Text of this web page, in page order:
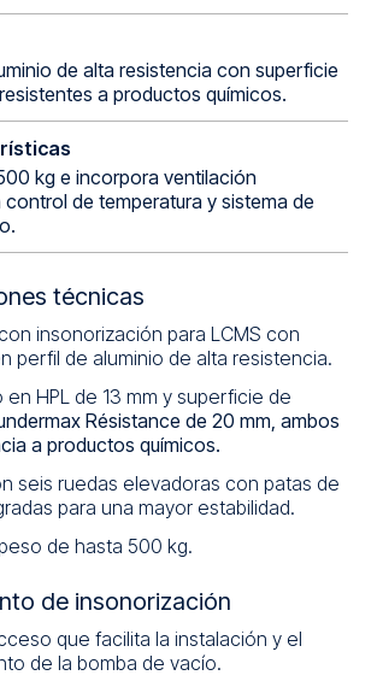
de alta resistencia con superficie
a productos químicos.
kg e incorpora ventilación
de temperatura y sistema de
técnicas
insonorización para LCMS con
perfil de aluminio de alta resistencia.
en HPL de 13 mm y superficie de
Résistance de 20 mm, ambos
a productos químicos.
seis ruedas elevadoras con patas de
para una mayor estabilidad.
de hasta 500 kg.
de insonorización
que facilita la instalación y el
de la bomba de vacío.